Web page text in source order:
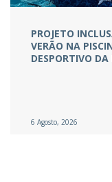
PROJETO
VERÃO NA
DESPORTIVO DA
6 Agosto, 2026